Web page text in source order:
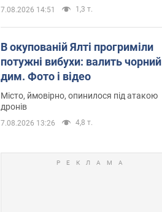
7.08.2026 14:51 1,3 т.
В окупованій Ялті прогриміли
потужні вибухи: валить чорний
дим. Фото і відео
Місто, ймовірно, опинилося під атакою
дронів
7.08.2026 13:26 4,8 т.